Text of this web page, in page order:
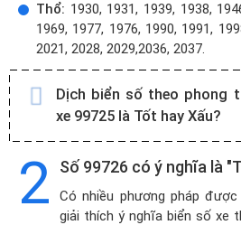
Thổ: 1930, 1931, 1939, 1938,
1969, 1977, 1976, 1990, 1991,
2021, 2028, 2029,2036, 2037.
Dịch biển số theo phong
xe 99725 là Tốt hay Xấu?
2 Số 99726 có ý nghĩa là
Có nhiều phương pháp
giải thích ý nghĩa biển số xe